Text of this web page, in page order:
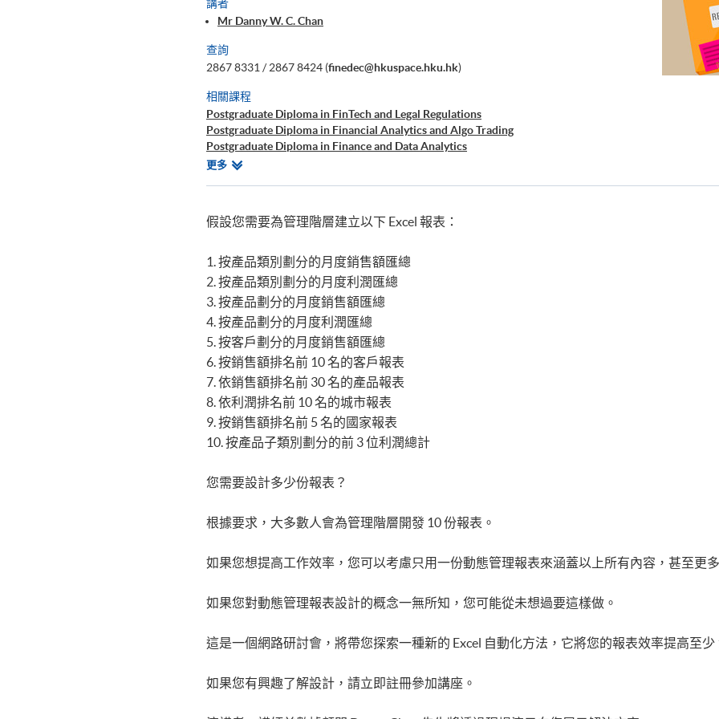
講者
Mr Danny W. C. Chan
查詢
2867 8331 / 2867 8424 (finedec@hkuspace.hku.hk)
相關課程
Postgraduate Diploma in FinTech and Legal Regulations
Postgraduate Diploma in Financial Analytics and Algo Trading
Postgraduate Diploma in Finance and Data Analytics
Certificate for Module (Technical Analysis and Data Analytics for Stock Investment)
更多相
假設您需要為管理階層建立以下 Excel 報表：
1. 按產品類別劃分的月度銷售額匯總
2. 按產品類別劃分的月度利潤匯總
3. 按產品劃分的月度銷售額匯總
4. 按產品劃分的月度利潤匯總
5. 按客戶劃分的月度銷售額匯總
6. 按銷售額排名前 10 名的客戶報表
7. 依銷售額排名前 30 名的產品報表
8. 依利潤排名前 10 名的城市報表
9. 按銷售額排名前 5 名的國家報表
10. 按產品子類別劃分的前 3 位利潤總計
您需要設計多少份報表？
根據要求，大多數人會為管理階層開發 10 份報表。
如果您想提高工作效率，您可以考慮只用一份動態管理報表來涵蓋以上所有內容，甚至更多
如果您對動態管理報表設計的概念一無所知，您可能從未想過要這樣做。
這是一個網路研討會，將帶您探索一種新的 Excel 自動化方法，它將您的報表效率提高至少
如果您有興趣了解設計，請立即註冊參加講座。